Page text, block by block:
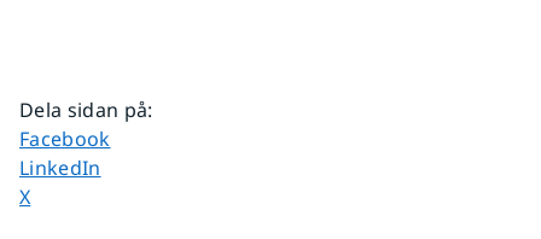
Dela sidan på:
Dela sidan på
Facebook
Dela sidan på
LinkedIn
Dela sidan på
X